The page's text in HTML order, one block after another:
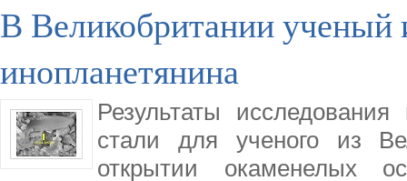
В Великобритании ученый
инопланетянина
Результаты
стали для ученого из
открытии окаменелых